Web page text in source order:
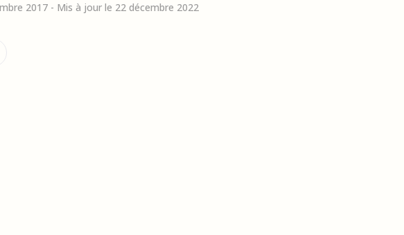
2017 - Mis à jour le 22 décembre 2022